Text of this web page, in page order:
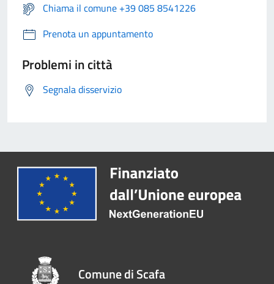
Chiama il comune +39 085 8541226
Prenota un appuntamento
Problemi in città
Segnala disservizio
Comune di Scafa